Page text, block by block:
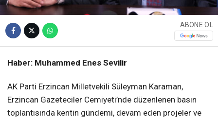
ABONE OL
Haber: Muhammed Enes Sevilir
AK Parti Erzincan Milletvekili Süleyman Karaman,
Erzincan Gazeteciler Cemiyeti’nde düzenlenen basın
toplantısında kentin gündemi, devam eden projeler ve